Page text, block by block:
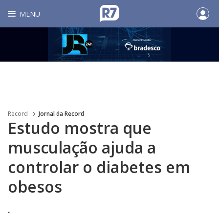
MENU
Record Jornal da Record
Estudo mostra que
musculação ajuda a
controlar o diabetes em
obesos
.